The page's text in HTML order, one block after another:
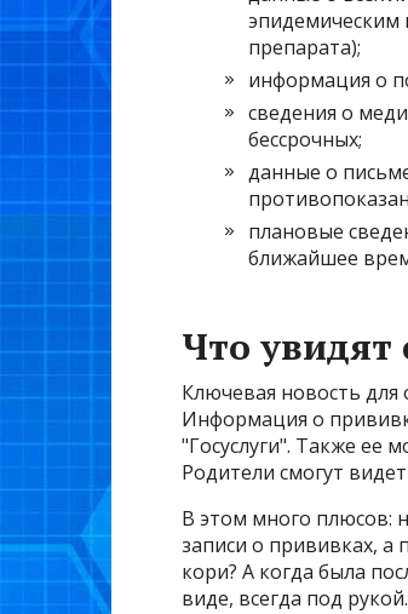
эпидемическим
препарата);
информация о
сведения о
бессрочных;
данные о
плановые
ближайшее
Что увидят
Ключевая новость
Информация о
"Госуслуги". Также ее
Родители смогут
В этом много плюсов:
записи о прививках, а
кори? А когда была
виде, всегда под рукой.